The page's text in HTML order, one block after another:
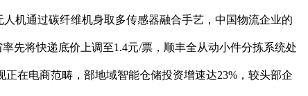
机通过碳纤维机身取多传感器融合手艺，中国物流企业的
先将快递底价上调至1.4元/票，顺丰全从动小件分拣系统处
在电商范畴，部地域智能仓储投资增速达23%，较头部企